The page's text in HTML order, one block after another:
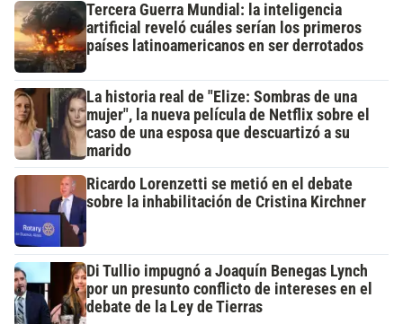
Tercera Guerra Mundial: la inteligencia
artificial reveló cuáles serían los primeros
países latinoamericanos en ser derrotados
La historia real de "Elize: Sombras de una
mujer", la nueva película de Netflix sobre el
caso de una esposa que descuartizó a su
marido
Ricardo Lorenzetti se metió en el debate
sobre la inhabilitación de Cristina Kirchner
Di Tullio impugnó a Joaquín Benegas Lynch
por un presunto conflicto de intereses en el
debate de la Ley de Tierras